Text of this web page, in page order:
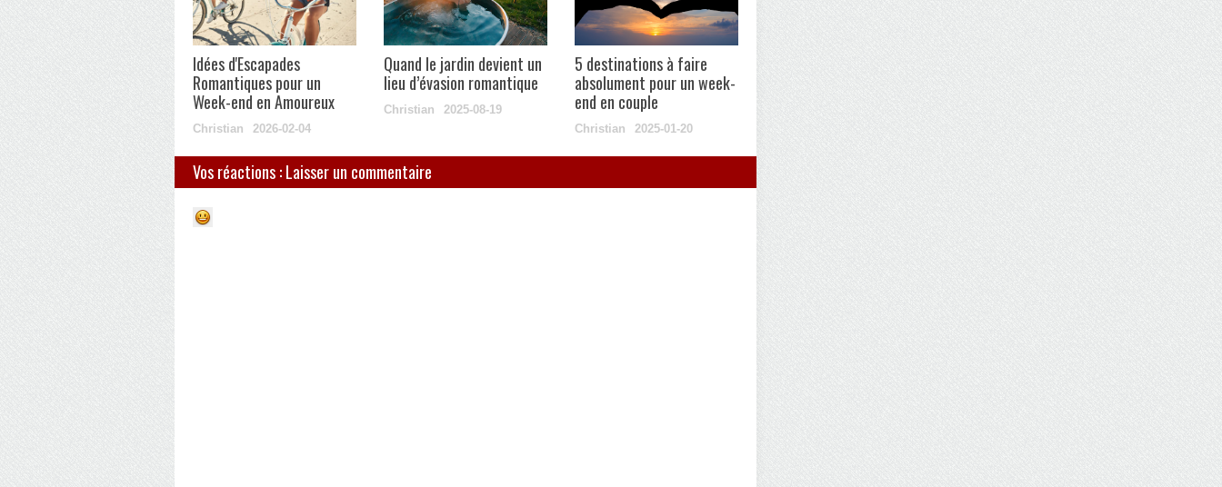
Idées d'Escapades
Romantiques pour un
Week-end en Amoureux
Christian 2026-02-04
Quand le jardin devient un
lieu d’évasion romantique
Christian 2025-08-19
5 destinations à faire
absolument pour un week-
end en couple
Christian 2025-01-20
Vos réactions : Laisser un commentaire